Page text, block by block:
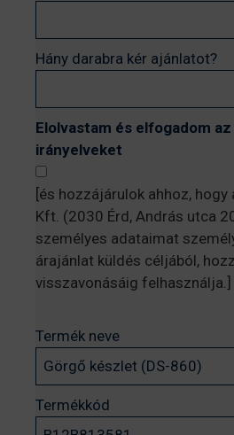
Hány darabra kér ajánlatot?
Elolvastam és elfogadom
irányelveket
[és hozzájárulok ahhoz,
Kft. (2030 Érd, András utca
személyes adataimat
árajánlat küldés céljából,
visszavonásáig felhasználja.]
Termék neve
Termékkód